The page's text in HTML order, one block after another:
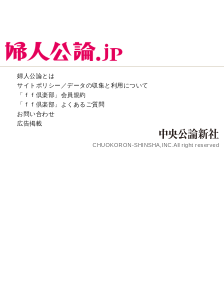
婦人公論とは
サイトポリシー／データの収集と利用について
「ｆｆ倶楽部」会員規約
「ｆｆ倶楽部」よくあるご質問
お問い合わせ
広告掲載
CHUOKORON-SHINSHA,INC.All right reserved